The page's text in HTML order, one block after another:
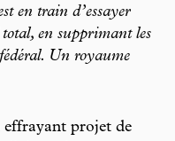
en train d’essayer
total, en supprimant les
Un royaume
effrayant projet de